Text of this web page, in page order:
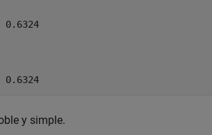
0.6324
0.6324
y simple.